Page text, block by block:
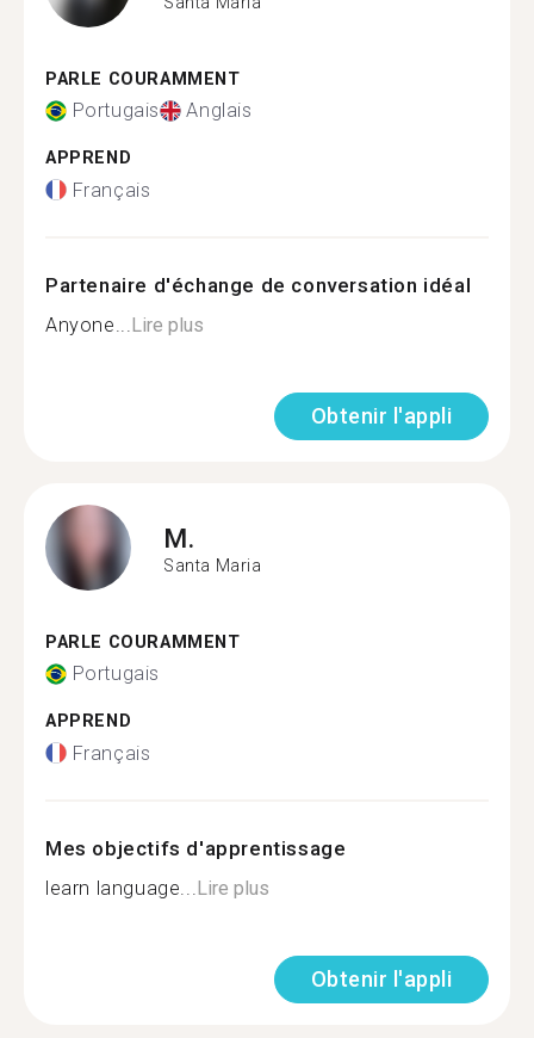
PARLE COURAMMENT
Portugais Anglais
APPREND
Français
Partenaire d'échange de conversation idéal
Anyone... Lire plus
Obtenir l'appli
M.
Santa Maria
PARLE COURAMMENT
Portugais
APPREND
Français
Mes objectifs d'apprentissage
learn language... Lire plus
Obtenir l'appli